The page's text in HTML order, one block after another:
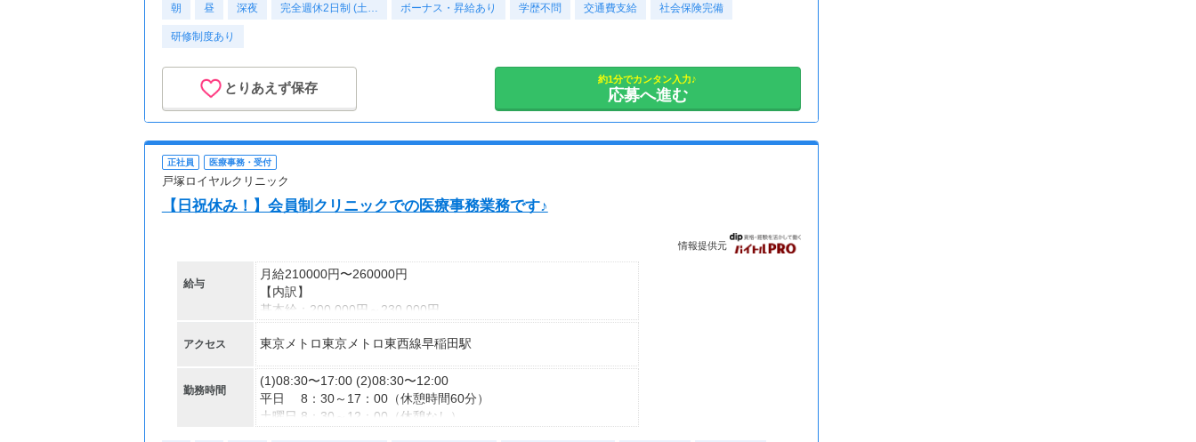
一部支給
朝 昼 深夜 完全週休2日制 (土… ボーナス・昇給あり 学歴不問 交通費支給 社会保険完備
研修制度あり
とりあえず保存
約1分でカンタン入力♪
応募へ進む
正社員 医療事務・受付
戸塚ロイヤルクリニック
【日祝休み！】会員制クリニックでの医療事務業務です♪
情報提供元
給与
月給210000円〜260000円
【内訳】
基本給：200,000円～230,000円
調整手当：10,000円～30,000円
【交通費】
一部支給
アクセス 東京メトロ東京メトロ東西線早稲田駅
勤務時間
(1)08:30〜17:00 (2)08:30〜12:00
平日 8：30～17：00（休憩時間60分）
土曜日 8：30～12：00（休憩なし）